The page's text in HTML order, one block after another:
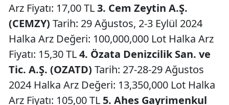
Arz Fiyatı: 17,00 TL3. Cem Zeytin A.Ş.
(CEMZY) Tarih: 29 Ağustos, 2-3 Eylül 2024
Halka Arz Değeri: 100,000,000 Lot Halka Arz
Fiyatı: 15,30 TL4. Özata Denizcilik San. ve
Tic. A.Ş. (OZATD) Tarih: 27-28-29 Ağustos
2024 Halka Arz Değeri: 13,350,000 Lot Halka
Arz Fiyatı: 105,00 TL 5. Ahes Gayrimenkul